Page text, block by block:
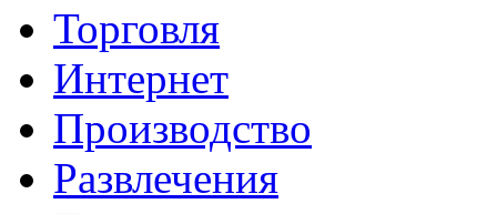
Торговля
Интернет
Производство
Развлечения